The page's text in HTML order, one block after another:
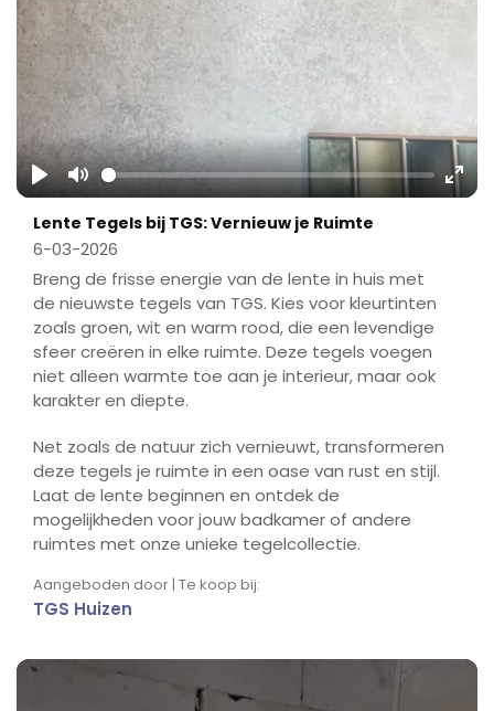
Play Mute
Lente Tegels bij TGS: Vernieuw je Ruimte
6-03-2026
Breng de frisse energie van de lente in huis met
de nieuwste tegels van TGS. Kies voor kleurtinten
zoals groen, wit en warm rood, die een levendige
sfeer creëren in elke ruimte. Deze tegels voegen
niet alleen warmte toe aan je interieur, maar ook
karakter en diepte.
Net zoals de natuur zich vernieuwt, transformeren
deze tegels je ruimte in een oase van rust en stijl.
Laat de lente beginnen en ontdek de
mogelijkheden voor jouw badkamer of andere
ruimtes met onze unieke tegelcollectie.
Aangeboden door | Te koop bij:
TGS Huizen